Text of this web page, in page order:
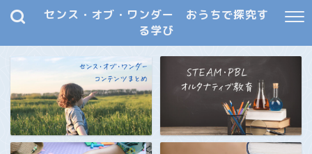
センス・オブ・ワンダー おうちで探究す
る学び